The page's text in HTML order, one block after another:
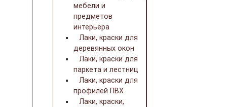
мебели и
предметов
интерьера
Лаки, краски для
деревянных окон
Лаки, краски для
паркета и лестниц
Лаки, краски для
профилей ПВХ
Лаки, краски,